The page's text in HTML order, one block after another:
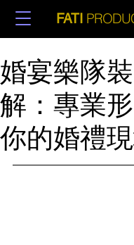
FATI
婚宴樂隊
解：專業
你的婚禮現